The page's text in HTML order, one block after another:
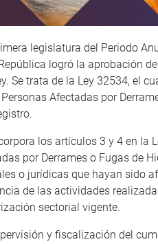
legislatura del Periodo
logró la aprobación
Se trata de la Ley 32534, el
Afectadas por
los artículos 3 y 4 en la
por Derrames o Fugas de
o jurídicas que hayan sido
de las actividades
sectorial vigente.
y fiscalización del